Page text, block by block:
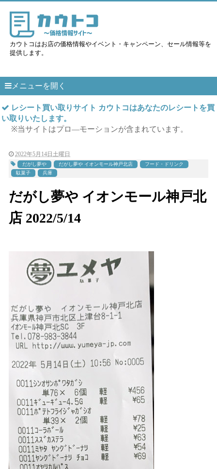
カウトコはお店の価格情報やイベント・キャンペーン、セール情報等を
提供します。
メニューを開く
レシート買い取りサイト カウトコはあなたのレシートを買
い取りいたします。
※当サイトはプロ―モーションが含まれています。
2022年5月14日土曜日
だがし夢や だがし夢や イオンモール神戸北店
フード・ドリンク
駄菓子
兵庫
だがし夢や イオンモール神戸北
店 2022/5/14